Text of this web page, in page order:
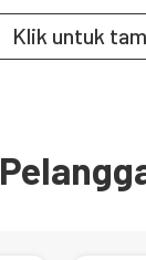
Klik untuk